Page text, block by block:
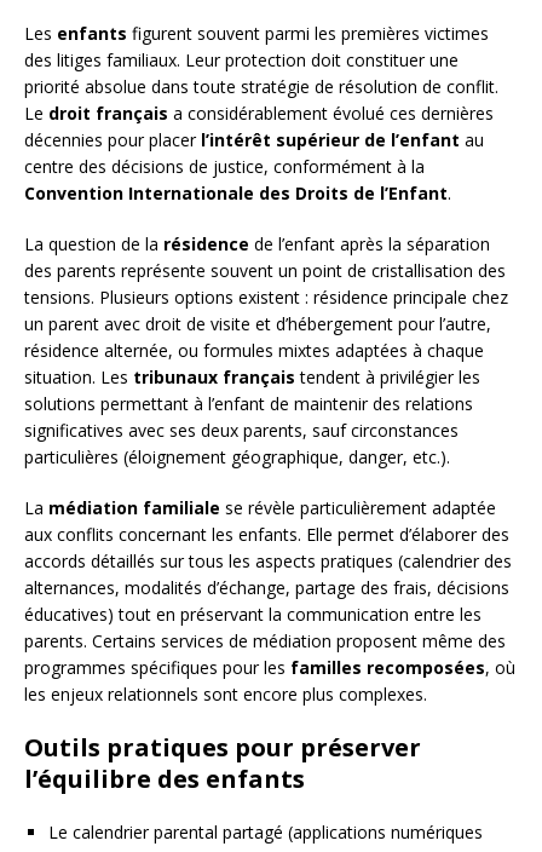
Les enfants figurent souvent parmi les premières victimes
des litiges familiaux. Leur protection doit constituer une
priorité absolue dans toute stratégie de résolution de conflit.
Le droit français a considérablement évolué ces dernières
décennies pour placer l’intérêt supérieur de l’enfant au
centre des décisions de justice, conformément à la
Convention Internationale des Droits de l’Enfant.
La question de la résidence de l’enfant après la séparation
des parents représente souvent un point de cristallisation des
tensions. Plusieurs options existent : résidence principale chez
un parent avec droit de visite et d’hébergement pour l’autre,
résidence alternée, ou formules mixtes adaptées à chaque
situation. Les tribunaux français tendent à privilégier les
solutions permettant à l’enfant de maintenir des relations
significatives avec ses deux parents, sauf circonstances
particulières (éloignement géographique, danger, etc.).
La médiation familiale se révèle particulièrement adaptée
aux conflits concernant les enfants. Elle permet d’élaborer des
accords détaillés sur tous les aspects pratiques (calendrier des
alternances, modalités d’échange, partage des frais, décisions
éducatives) tout en préservant la communication entre les
parents. Certains services de médiation proposent même des
programmes spécifiques pour les familles recomposées, où
les enjeux relationnels sont encore plus complexes.
Outils pratiques pour préserver
l’équilibre des enfants
Le calendrier parental partagé (applications numériques